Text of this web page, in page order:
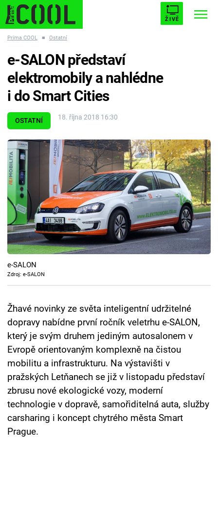
ŽIVĚ
ESCAPE PLNEJ KOTEL AVENGERS 5
Témata
Filmy
Seriály
Hry
Cool Esport
Pořady
TV Program
Přihlášení
Sledujte nás
Prima COOL ■ Ostatní
OSTATNÍ 18. října 2018 16:30
e-SALON představí
elektromobily a nahlédne
i do Smart Cities
e-SALON
Zdroj: e-SALON
Žhavé novinky ze světa inteligentní udržitelné
dopravy nabídne první ročník veletrhu e-SALON,
který je svým druhem jediným autosalonem v
Evropě orientovaným komplexně na čistou
mobilitu a infrastrukturu. Na výstavišti v
pražských Letňanech se již v listopadu představí
zbrusu nové ekologické vozy, moderní
technologie v dopravě, samořiditelná auta, služby
carsharing i koncept chytrého města Smart
Prague.